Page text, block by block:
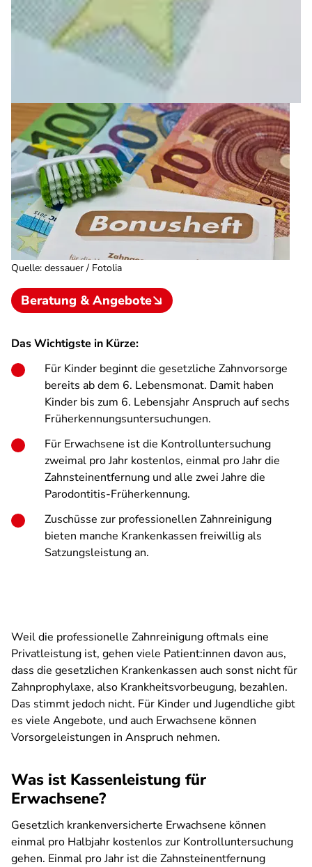
Quelle: dessauer / Fotolia
Beratung & Angebote
Das Wichtigste in Kürze:
Für Kinder beginnt die gesetzliche Zahnvorsorge
bereits ab dem 6. Lebensmonat. Damit haben
Kinder bis zum 6. Lebensjahr Anspruch auf sechs
Früherkennungsuntersuchungen.
Für Erwachsene ist die Kontrolluntersuchung
zweimal pro Jahr kostenlos, einmal pro Jahr die
Zahnsteinentfernung und alle zwei Jahre die
Parodontitis-Früherkennung.
Zuschüsse zur professionellen Zahnreinigung
bieten manche Krankenkassen freiwillig als
Satzungsleistung an.
Weil die professionelle Zahnreinigung oftmals eine
Privatleistung ist, gehen viele Patient:innen davon aus,
dass die gesetzlichen Krankenkassen auch sonst nicht für
Zahnprophylaxe, also Krankheitsvorbeugung, bezahlen.
Das stimmt jedoch nicht. Für Kinder und Jugendliche gibt
es viele Angebote, und auch Erwachsene können
Vorsorgeleistungen in Anspruch nehmen.
Was ist Kassenleistung für
Erwachsene?
Gesetzlich krankenversicherte Erwachsene können
einmal pro Halbjahr kostenlos zur Kontrolluntersuchung
gehen. Einmal pro Jahr ist die Zahnsteinentfernung